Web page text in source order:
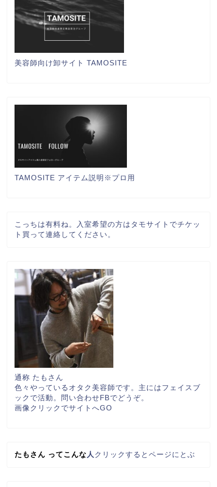
美容師向け卸サイト TAMOSITE
TAMOSITE アイテム説明※プロ用
こっちは有料ね。入室希望の方はタモサイトでチケッ
ト買って連絡してください。
通称 たもさん
色々やっているオタク美容師です。主にはフェイスブ
ックで活動。問い合わせFBでどうぞ。
画像クリックでサイトへGO
たもさん ってこんな人 クリックするとページにとぶ